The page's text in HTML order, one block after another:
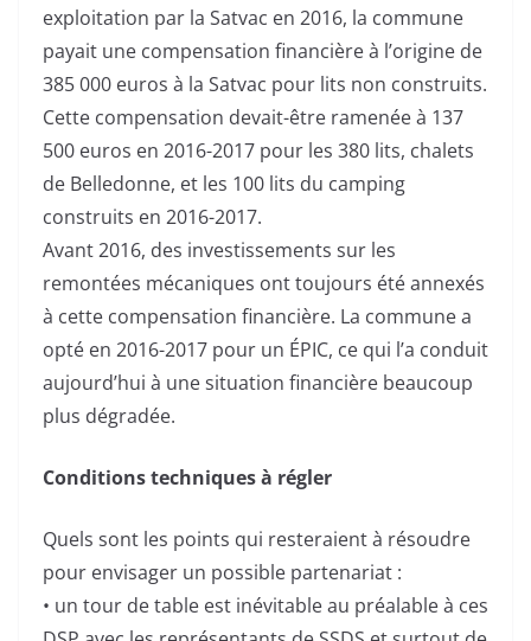
exploitation par la Satvac en 2016, la commune
payait une compensation financière à l’origine de
385 000 euros à la Satvac pour lits non construits.
Cette compensation devait-être ramenée à 137
500 euros en 2016-2017 pour les 380 lits, chalets
de Belledonne, et les 100 lits du camping
construits en 2016-2017.
Avant 2016, des investissements sur les
remontées mécaniques ont toujours été annexés
à cette compensation financière. La commune a
opté en 2016-2017 pour un ÉPIC, ce qui l’a conduit
aujourd’hui à une situation financière beaucoup
plus dégradée.
Conditions techniques à régler
Quels sont les points qui resteraient à résoudre
pour envisager un possible partenariat :
• un tour de table est inévitable au préalable à ces